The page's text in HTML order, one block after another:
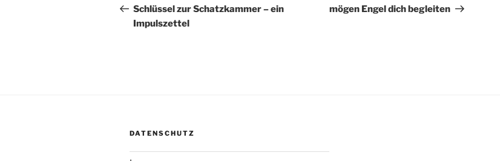
Beitrag
Schlüssel zur Schatzkammer – ein
Impulszettel
Beitrag
mögen Engel dich begleiten
DATENSCHUTZ